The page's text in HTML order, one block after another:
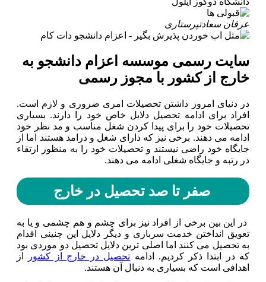
عرفان سعادتپرستاری
سایت رسمی موسسه اعزام دانشجو به
خارج از کشور با مجوز رسمی
در دنیای امروز داشتن تحصیلات امری ضروری و لازم است.
افراد برای ادامه تحصیل دلایل خاص خود را دارند. بسیاری
تحصیلات خود را برای پیدا کردن شغل مناسب و مد نظر خود
ادامه می دهند. برخی نیز که دارای شغل و درامد هستند اما از
جایگاه خود راضی نیستند و تحصیلات خود را به منظور ارتقاء
در رتبه و جایگاه شغلی ادامه می دهند.
صفر تا صد تحصیل در خارج
در این بین برخی از افراد نیز برای چشم و هم چشمی و یا به
تعویق انداختن خدمت سربازی و دیگر دلایل این چنینی اقدام
به تحصیل می کنند اما اصلی ترین دلایل تحصیل دو موردی بود
که در ابتدا ذکر کردیم. ادامه تحصیل در خارج از کشور
از
اهدافی است که بسیاری به دنبال آن هستند.